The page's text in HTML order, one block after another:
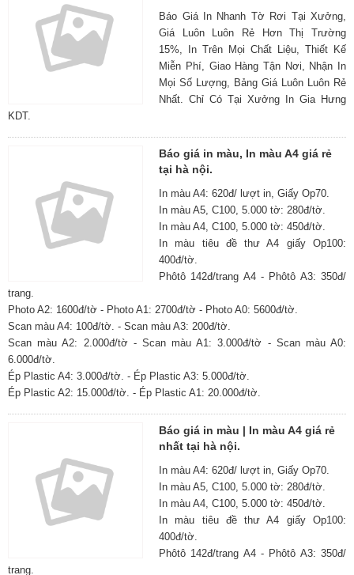
Báo Giá In Nhanh Tờ Rơi Tại Xưởng,
Giá Luôn Luôn Rẻ Hơn Thị Trường
15%, In Trên Mọi Chất Liệu, Thiết Kế
Miễn Phí, Giao Hàng Tận Nơi, Nhận In
Mọi Số Lượng, Bảng Giá Luôn Luôn Rẻ
Nhất. Chỉ Có Tại Xưởng In Gia Hưng
KDT.
Báo giá in màu, In màu A4 giá rẻ
tại hà nội.
In màu A4: 620đ/ lượt in, Giấy Op70.
In màu A5, C100, 5.000 tờ: 280đ/tờ.
In màu A4, C100, 5.000 tờ: 450đ/tờ.
In màu tiêu đề thư A4 giấy Op100:
400đ/tờ.
Phôtô 142đ/trang A4 - Phôtô A3: 350đ/
trang.
Photo A2: 1600đ/tờ - Photo A1: 2700đ/tờ - Photo A0: 5600đ/tờ.
Scan màu A4: 100đ/tờ. - Scan màu A3: 200đ/tờ.
Scan màu A2: 2.000đ/tờ - Scan màu A1: 3.000đ/tờ - Scan màu A0:
6.000đ/tờ.
Ép Plastic A4: 3.000đ/tờ. - Ép Plastic A3: 5.000đ/tờ.
Ép Plastic A2: 15.000đ/tờ. - Ép Plastic A1: 20.000đ/tờ.
Báo giá in màu | In màu A4 giá rẻ
nhất tại hà nội.
In màu A4: 620đ/ lượt in, Giấy Op70.
In màu A5, C100, 5.000 tờ: 280đ/tờ.
In màu A4, C100, 5.000 tờ: 450đ/tờ.
In màu tiêu đề thư A4 giấy Op100:
400đ/tờ.
Phôtô 142đ/trang A4 - Phôtô A3: 350đ/
trang.